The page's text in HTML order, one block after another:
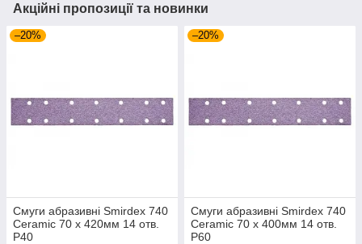
Акційні пропозиції та новинки
–20%
Смуги абразивні Smirdex 740
Ceramic 70 x 420мм 14 отв.
P40
–20%
Смуги абразивні Smirdex 740
Ceramic 70 x 400мм 14 отв.
Р60